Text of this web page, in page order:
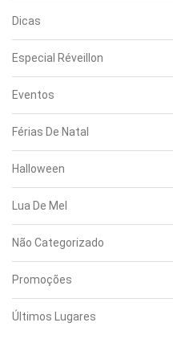
Dicas
Especial Réveillon
Eventos
Férias De Natal
Halloween
Lua De Mel
Não Categorizado
Promoções
Últimos Lugares